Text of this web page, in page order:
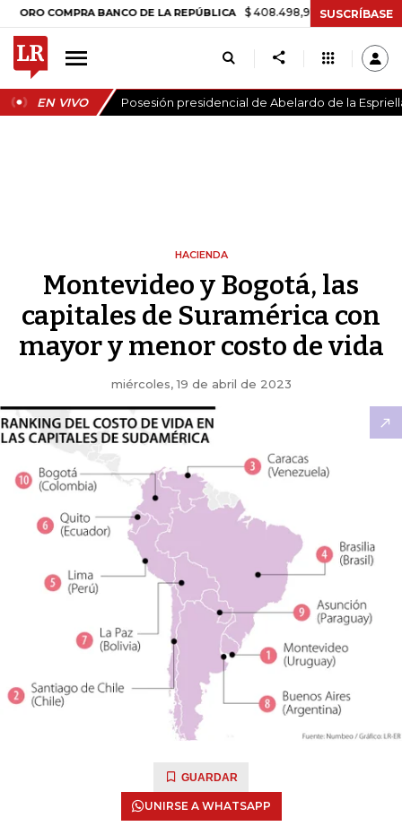
COMPRA BANCO DE LA REPÚBLICA $ 408.498,97 +$ 8.753,81 +2,19%
SUSCRÍBASE
EN VIVO Posesión presidencial de Abelardo de la
HACIENDA
Montevideo y Bogotá, las
capitales de Suramérica con
mayor y menor costo de vida
miércoles, 19 de abril de 2023
GUARDAR
UNIRSE A WHATSAPP